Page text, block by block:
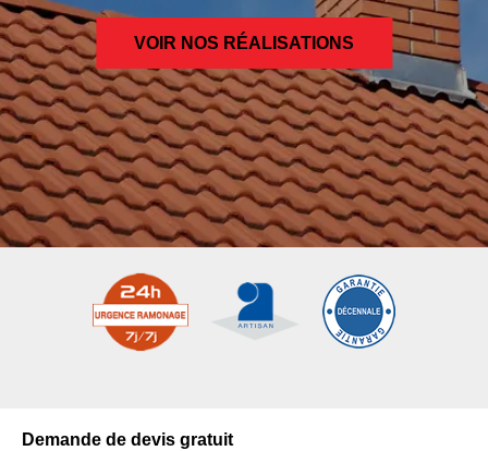
VOIR NOS RÉALISATIONS
Demande de devis gratuit